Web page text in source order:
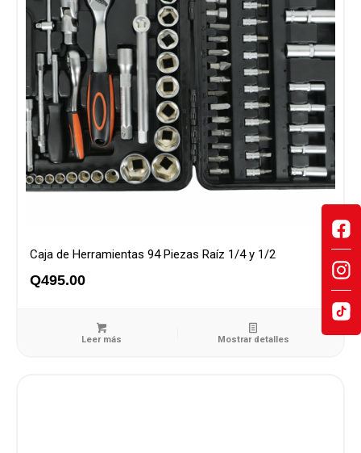
Caja de Herramientas 94 Piezas Raíz 1/4 y 1/2
Q495.00
Leer más Mostrar detalles